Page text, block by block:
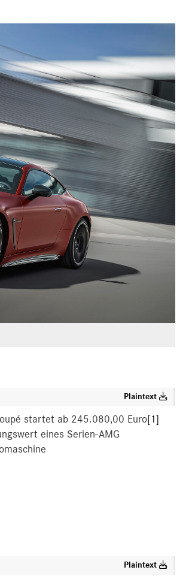
Plaintext
startet ab 245.080,00 Euro[1]
eines Serien-AMG
Plaintext